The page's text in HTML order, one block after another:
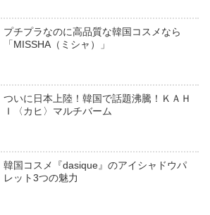
プチプラなのに高品質な韓国コスメなら
「MISSHA（ミシャ）」
ついに日本上陸！韓国で話題沸騰！ＫＡＨ
Ｉ〈カヒ〉マルチバーム
韓国コスメ『dasique』のアイシャドウパ
レット3つの魅力